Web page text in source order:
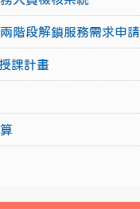
階段解鎖服務需求申請
課計畫